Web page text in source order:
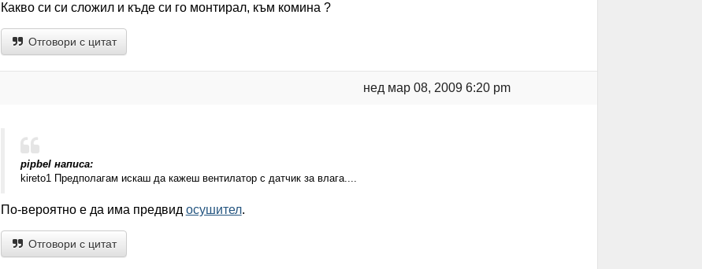
Какво си си сложил и къде си го монтирал, към комина ?
Отговори с цитат
нед мар 08, 2009 6:20 pm
pipbel написа:
kireto1 Предполагам искаш да кажеш вентилатор с датчик за влага....
По-вероятно е да има предвид осушител.
Отговори с цитат